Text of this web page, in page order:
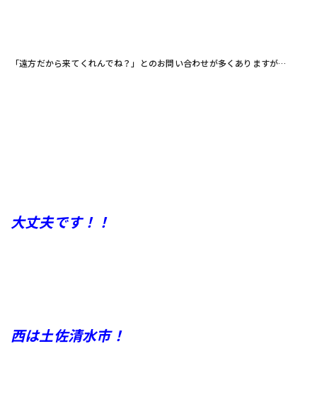
「遠方だから来てくれんでね？」とのお問い合わせが多くありますが…
大丈夫です！！
西は土佐清水市！